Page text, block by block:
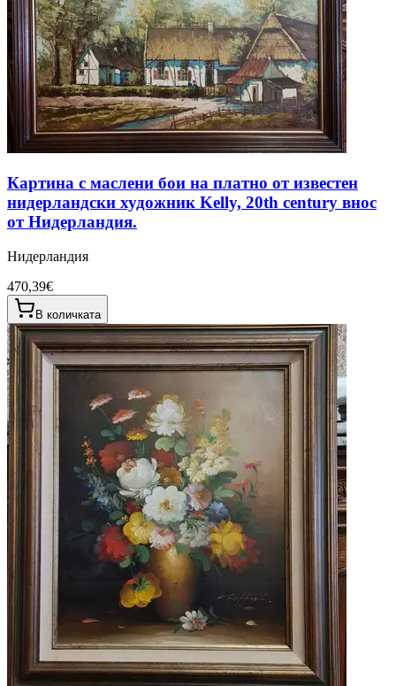
Картина с маслени бои на платно от известен
нидерландски художник Kelly, 20th century внос
от Нидерландия.
Нидерландия
470,39€
В количката